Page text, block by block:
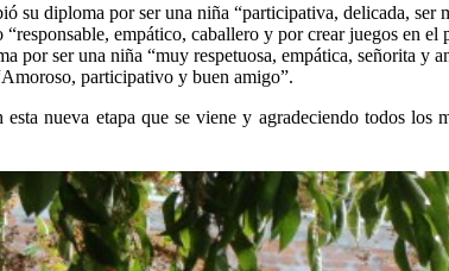
su diploma por ser una niña “participativa, delicada, ser
empático, caballero y por crear juegos en el
por ser una niña “muy respetuosa, empática, señorita y
participativo y buen amigo”.
nueva etapa que se viene y agradeciendo todos